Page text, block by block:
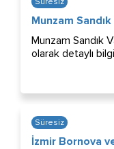
Munzam Sandık
Munzam Sandık
olarak detaylı
Süresiz
İzmir Bornova